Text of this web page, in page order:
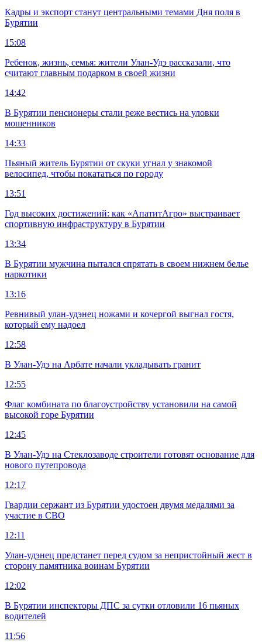
Кадры и экспорт станут центральными темами Дня поля в
Бурятии
15:08
Ребенок, жизнь, семья: жители Улан-Удэ рассказали, что
считают главным подарком в своей жизни
14:42
В Бурятии пенсионеры стали реже вестись на уловки
мошенников
14:33
Пьяный житель Бурятии от скуки угнал у знакомой
велосипед, чтобы покататься по городу
13:51
Год высоких достижений: как «АпатитАгро» выстраивает
спортивную инфраструктуру в Бурятии
13:34
В Бурятии мужчина пытался спрятать в своем нижнем белье
наркотики
13:16
Ревнивый улан-удэнец ножами и кочергой выгнал гостя,
который ему надоел
12:58
В Улан-Удэ на Арбате начали укладывать гранит
12:55
Флаг комбината по благоустройству установили на самой
высокой горе Бурятии
12:45
В Улан-Удэ на Стеклозаводе строители готовят основание для
нового путепровода
12:17
Гвардии сержант из Бурятии удостоен двумя медалями за
участие в СВО
12:11
Улан-удэнец предстанет перед судом за непристойный жест в
сторону памятника воинам Бурятии
12:02
В Бурятии инспекторы ДПС за сутки отловили 16 пьяных
водителей
11:56